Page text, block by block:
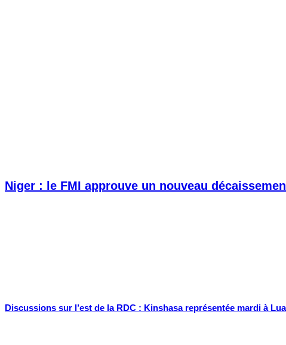
Niger : le FMI approuve un nouveau
Discussions sur l’est de la RDC : Kinshasa représentée mardi à